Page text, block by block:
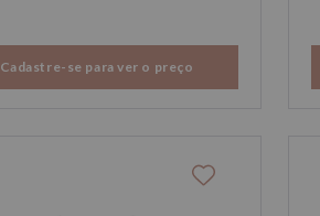
Cadastre-se para ver o preço